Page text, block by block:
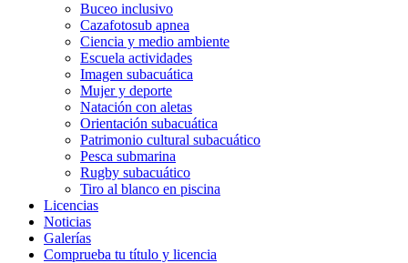
Buceo inclusivo
Cazafotosub apnea
Ciencia y medio ambiente
Escuela actividades
Imagen subacuática
Mujer y deporte
Natación con aletas
Orientación subacuática
Patrimonio cultural subacuático
Pesca submarina
Rugby subacuático
Tiro al blanco en piscina
Licencias
Noticias
Galerías
Comprueba tu título y licencia